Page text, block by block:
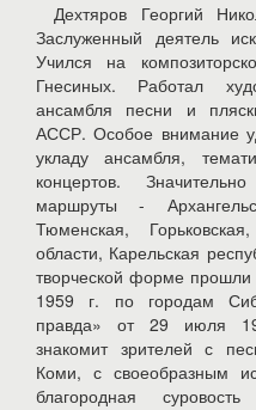
Дехтяров Георгий
Заслуженный деятель
Учился на
Гнесиных. Работал
ансамбля песни и
АССР. Особое внимание
укладу ансамбля,
концертов.
маршруты -
Тюменская,
области, Карельская
творческой форме прошли
1959 г. по городам
правда» от 29 июля
знакомит зрителей с
Коми, с своеобразным
благородная